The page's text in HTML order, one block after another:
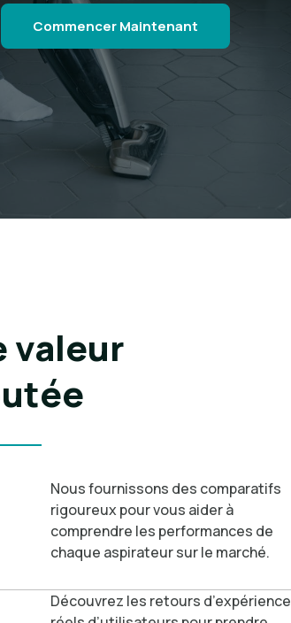
Commencer Maintenant
valeur
Nous fournissons des comparatifs
rigoureux pour vous aider à
comprendre les performances de
chaque aspirateur sur le marché.
Découvrez les retours d’expérience